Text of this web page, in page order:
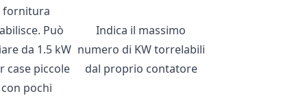
fornitura
Può
da 1.5 kW
case piccole
con pochi
Indica il massimo
numero di KW torrelabili
dal proprio contatore